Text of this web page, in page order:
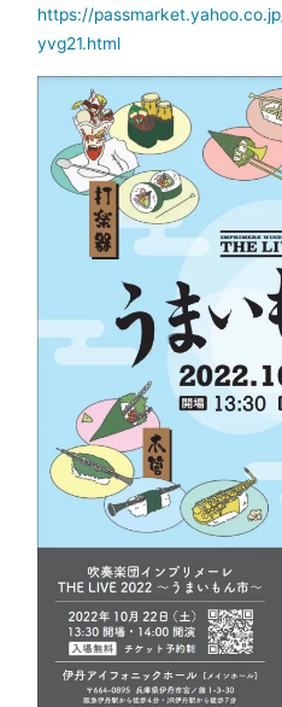
https://
yvg21.html